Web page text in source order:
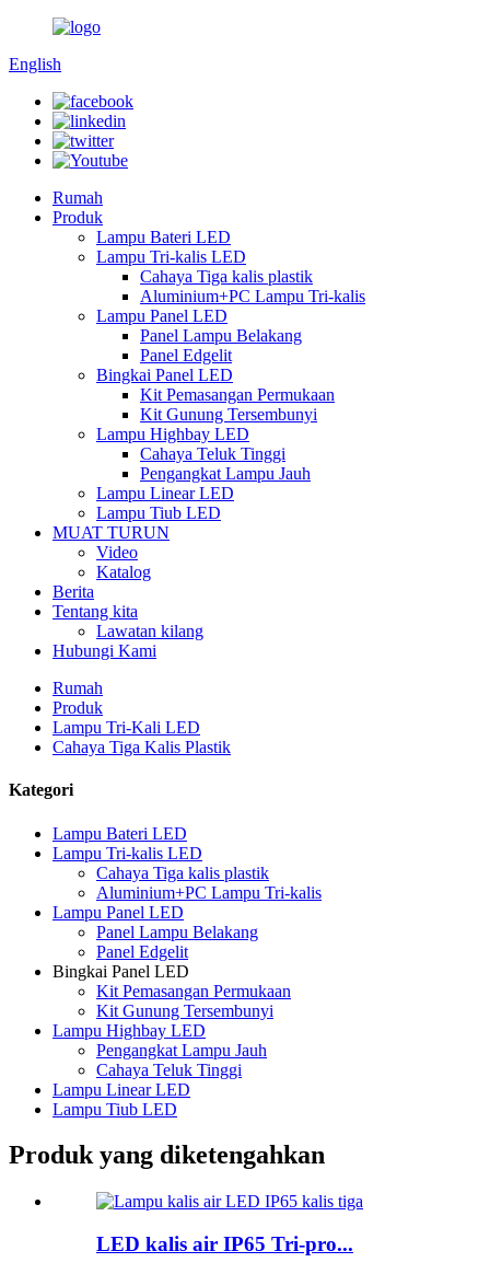
English
Rumah
Produk
Lampu Bateri LED
Lampu Tri-kalis LED
Cahaya Tiga kalis plastik
Aluminium+PC Lampu Tri-kalis
Lampu Panel LED
Panel Lampu Belakang
Panel Edgelit
Bingkai Panel LED
Kit Pemasangan Permukaan
Kit Gunung Tersembunyi
Lampu Highbay LED
Cahaya Teluk Tinggi
Pengangkat Lampu Jauh
Lampu Linear LED
Lampu Tiub LED
MUAT TURUN
Video
Katalog
Berita
Tentang kita
Lawatan kilang
Hubungi Kami
Rumah
Produk
Lampu Tri-Kali LED
Cahaya Tiga Kalis Plastik
Kategori
Lampu Bateri LED
Lampu Tri-kalis LED
Cahaya Tiga kalis plastik
Aluminium+PC Lampu Tri-kalis
Lampu Panel LED
Panel Lampu Belakang
Panel Edgelit
Bingkai Panel LED
Kit Pemasangan Permukaan
Kit Gunung Tersembunyi
Lampu Highbay LED
Pengangkat Lampu Jauh
Cahaya Teluk Tinggi
Lampu Linear LED
Lampu Tiub LED
Produk yang diketengahkan
LED kalis air IP65 Tri-pro...